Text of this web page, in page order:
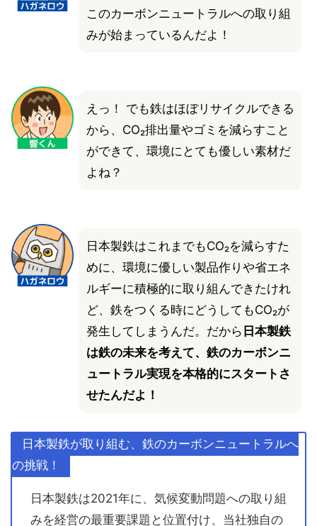
このカーボンニュートラルへの取り組
みが始まっているんだよ！
えっ！ でも鉄はほぼリサイクルできる
から、CO₂排出量やゴミを減らすこと
ができて、環境にとても優しい素材だ
よね？
日本製鉄はこれまでもCO₂を減らすた
めに、環境に優しい製品作りや省エネ
ルギーに積極的に取り組んできたけれ
ど、鉄をつくる時にどうしてもCO₂が
発生してしまうんだ。だから 日本製鉄
は鉄の未来を考えて、鉄のカーボンニ
ュートラル実現を本格的にスタートさ
せたんだよ！
日本製鉄が取り組む、鉄のカーボンニュートラルへ
の挑戦！
日本製鉄は2021年に、気候変動問題への取り組
みを経営の最重要課題と位置付け、当社独自の